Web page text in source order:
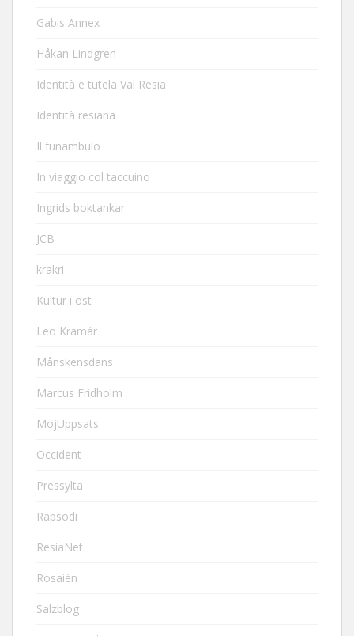
Gabis Annex
Håkan Lindgren
Identità e tutela Val Resia
Identità resiana
Il funambulo
In viaggio col taccuino
Ingrids boktankar
JCB
krakri
Kultur i öst
Leo Kramár
Månskensdans
Marcus Fridholm
MojUppsats
Occident
Pressylta
Rapsodi
ResiaNet
Rosaièn
Salzblog